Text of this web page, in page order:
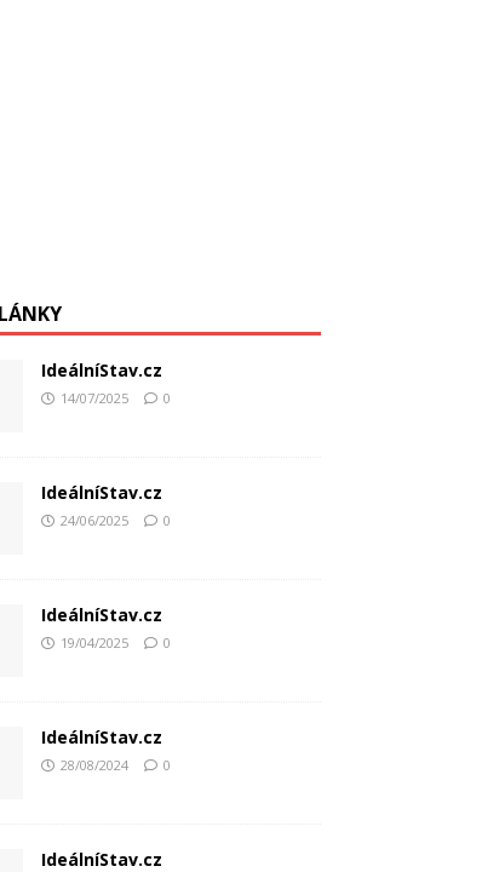
IdeálníStav.cz
14/07/2025 0
IdeálníStav.cz
24/06/2025 0
IdeálníStav.cz
19/04/2025 0
IdeálníStav.cz
28/08/2024 0
IdeálníStav.cz